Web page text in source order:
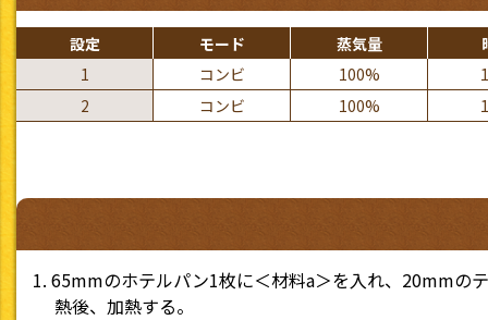
設定 モード 蒸気量
1
コンビ 100%
2
コンビ 100%
65mmのホテルパン1枚に＜材料a＞を入れ、20mmの
熱後、加熱する。